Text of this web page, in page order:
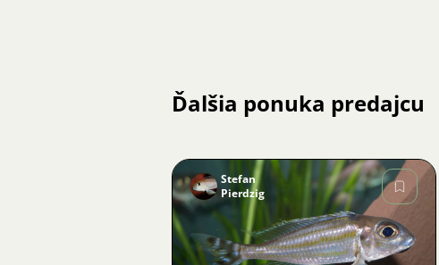
Ďalšia ponuka predajcu
Obrázok
Stefan
Pierdzig